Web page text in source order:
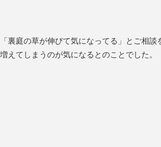
裏庭の草が伸びて気になってる」とご相談
えてしまうのが気になるとのことでした。